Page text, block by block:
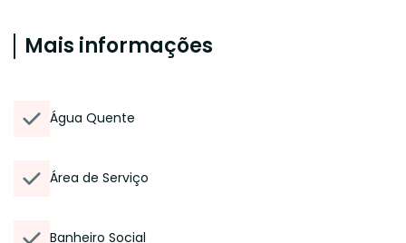
Mais informações
Água Quente
Área de Serviço
Banheiro Social